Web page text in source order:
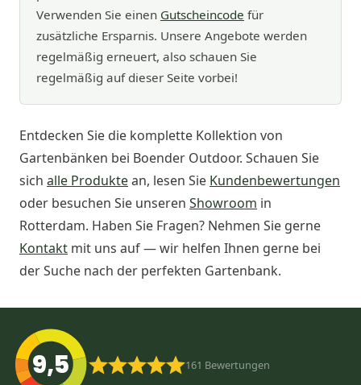
Verwenden Sie einen Gutscheincode für
zusätzliche Ersparnis. Unsere Angebote werden
regelmäßig erneuert, also schauen Sie
regelmäßig auf dieser Seite vorbei!
Entdecken Sie die komplette Kollektion von
Gartenbänken bei Boender Outdoor. Schauen Sie
sich alle Produktean, lesen Sie Kundenbewertungen
oder besuchen Sie unseren Showroom in
Rotterdam. Haben Sie Fragen? Nehmen Sie gerne
Kontakt mit uns auf — wir helfen Ihnen gerne bei
der Suche nach der perfekten Gartenbank.
9,5 161 Bewertungen